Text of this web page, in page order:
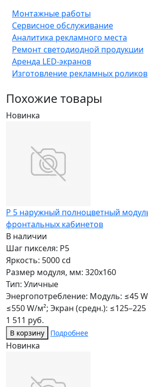
Монтажные работы
Сервисное обслуживание
Аналитика рекламного места
Ремонт светодиодной продукции
Аренда LED-экранов
Изготовление рекламных роликов
Похожие товары
Новинка
P 5 наружный полноцветный
фронтальных кабинетов
В наличии
Шаг пикселя: P5
Яркость: 5000 cd
Размер модуля, мм: 320x160
Тип: Уличные
Энергопотребление: Модуль: ≤45
≤550 W/м²; Экран (средн.): ≤125–225
1 511 руб.
В корзину Подробнее
Новинка